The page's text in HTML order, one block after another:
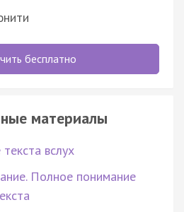
бесплатно
материалы
вслух
Полное понимание